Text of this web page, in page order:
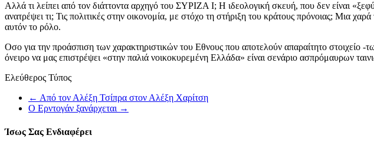
Αλλά τι λείπει από τον διάττοντα αρχηγό του ΣΥΡΙΖΑ Ι; Η ιδεολογική σκευή, που δεν είναι
ανατρέψει τι; Τις πολιτικές στην οικονομία, με στόχο τη στήριξη του κράτους πρόνοιας; Μια
αυτόν το ρόλο.
Οσο για την προάσπιση των χαρακτηριστικών του Εθνους που αποτελούν απαραίτητο στοιχείο -
όνειρο να μας επιστρέψει «στην παλιά νοικοκυρεμένη Ελλάδα» είναι σενάριο ασπρόμαυρων
Ελεύθερος Τύπος
← Από τον Αλέξη Τσίπρα στον Αλέξη Χαρίτση
Ο Ερντογάν ξανάρχεται →
Ίσως Σας Ενδιαφέρει